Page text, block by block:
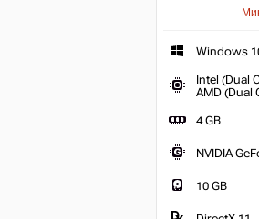
Windows
Intel (Dual
AMD (Dual
4 GB
NVIDIA
10 GB